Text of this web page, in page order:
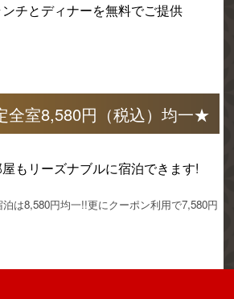
チとディナーを無料でご提供
全室8,580円（税込）均一★
もリーズナブルに宿泊できます!
は8,580円均一!!更にクーポン利用で7,580円